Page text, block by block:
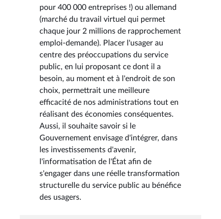
pour 400 000 entreprises !) ou allemand
(marché du travail virtuel qui permet
chaque jour 2 millions de rapprochement
emploi-demande). Placer l'usager au
centre des préoccupations du service
public, en lui proposant ce dont il a
besoin, au moment et à l'endroit de son
choix, permettrait une meilleure
efficacité de nos administrations tout en
réalisant des économies conséquentes.
Aussi, il souhaite savoir si le
Gouvernement envisage d'intégrer, dans
les investissements d'avenir,
l'informatisation de l'État afin de
s'engager dans une réelle transformation
structurelle du service public au bénéfice
des usagers.